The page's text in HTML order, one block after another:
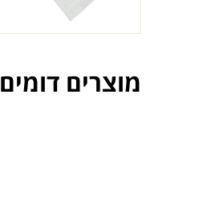
מוצרים דומים